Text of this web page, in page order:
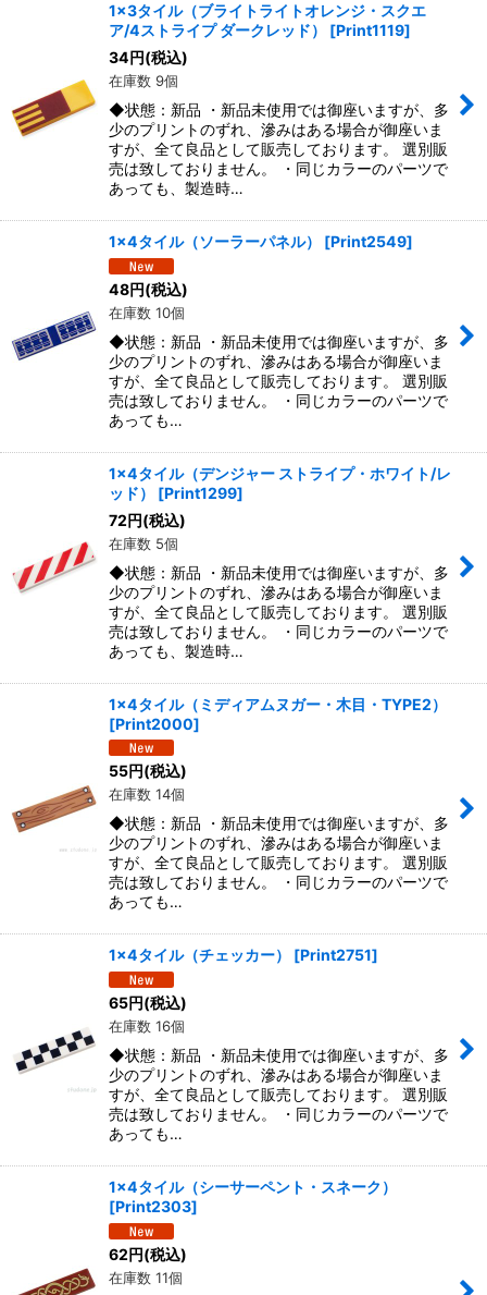
1x3タイル（ブライトライトオレンジ・スクエ
ア/4ストライプ ダークレッド）
[Print1119]
34円(税込)
在庫数 9個
◆状態：新品 ・新品未使用では御座いますが、多
少のプリントのずれ、滲みはある場合が御座いま
すが、全て良品として販売しております。 選別販
売は致しておりません。 ・同じカラーのパーツで
あっても、製造時…
1x4タイル（ソーラーパネル） [Print2549]
48円(税込)
在庫数 10個
◆状態：新品 ・新品未使用では御座いますが、多
少のプリントのずれ、滲みはある場合が御座いま
すが、全て良品として販売しております。 選別販
売は致しておりません。 ・同じカラーのパーツで
あっても…
1x4タイル（デンジャー ストライプ・ホワイト/レ
ッド）
[Print1299]
72円(税込)
在庫数 5個
◆状態：新品 ・新品未使用では御座いますが、多
少のプリントのずれ、滲みはある場合が御座いま
すが、全て良品として販売しております。 選別販
売は致しておりません。 ・同じカラーのパーツで
あっても、製造時…
1x4タイル（ミディアムヌガー・木目・TYPE2）
[Print2000]
55円(税込)
在庫数 14個
◆状態：新品 ・新品未使用では御座いますが、多
少のプリントのずれ、滲みはある場合が御座いま
すが、全て良品として販売しております。 選別販
売は致しておりません。 ・同じカラーのパーツで
あっても…
1x4タイル（チェッカー） [Print2751]
65円(税込)
在庫数 16個
◆状態：新品 ・新品未使用では御座いますが、多
少のプリントのずれ、滲みはある場合が御座いま
すが、全て良品として販売しております。 選別販
売は致しておりません。 ・同じカラーのパーツで
あっても…
1x4タイル（シーサーペント・スネーク）
[Print2303]
62円(税込)
在庫数 11個